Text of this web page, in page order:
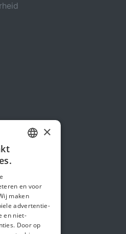
ENGLISH
×
en voor
maken
advertentie-
en niet-
Door op